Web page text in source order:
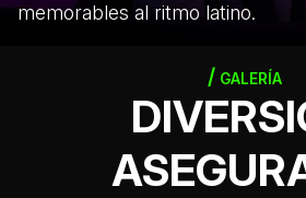
memorables al ritmo latino.
GALERÍA